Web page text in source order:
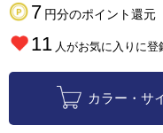
7 円分のポイント還元
11 人がお気に入りに登
カラー・サ